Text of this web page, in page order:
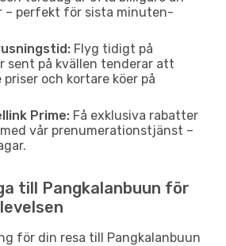
– perfekt för sista minuten-
Flyg tidigt på
sent på kvällen tenderar att
och kortare köer på
Prime: Få exklusiva rabatter
vår prenumerationstjänst –
till Pangkalanbuun för
för din resa till Pangkalanbuun